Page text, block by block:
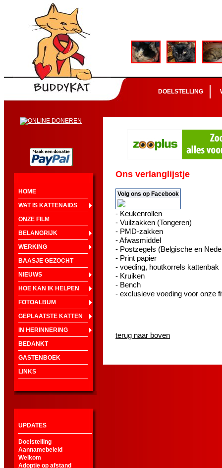
DOELSTELLING
HOME
WAT IS KATTENAIDS
ONZE FILM
BELANGRIJK
WERKING
BAASJE GEZOCHT
NIEUWS
HOE KAN IK HELPEN
FOTOALBUM
GEPLAATSTE KATTEN
IN HERINNERING
BEDANKT
GASTENBOEK
LINKS
UPDATES
Doelstelling
Aannamebeleid
Welkom
Adoptie op afstand
Ons verlanglijstje
Volg ons op Facebook
- Keukenrollen
- Vuilzakken (Tongeren)
- PMD-zakken
- Afwasmiddel
- Postzegels (Belgische en
- Print papier
- voeding, houtkorrels kattenbak
- Kruiken
- Bench
- exclusieve voeding voor onze
terug naar boven